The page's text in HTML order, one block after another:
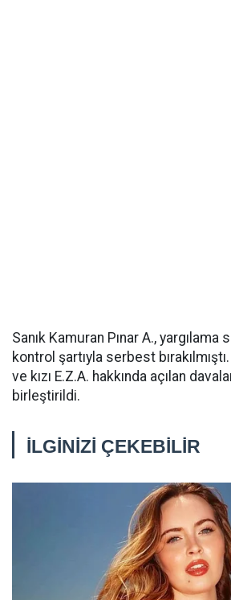
Sanık Kamuran Pınar A., yargılama
kontrol şartıyla serbest
ve kızı E.Z.A. hakkında açılan
birleştirildi.